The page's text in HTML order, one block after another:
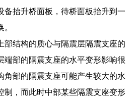
备抬升桥面板，待桥面板抬升到一
部结构的质心与隔震层隔震支座的
端部的隔震支座的水平变形影响很
角部的隔震支座可能产生较大的水
制，而此时中部某些隔震支座变形